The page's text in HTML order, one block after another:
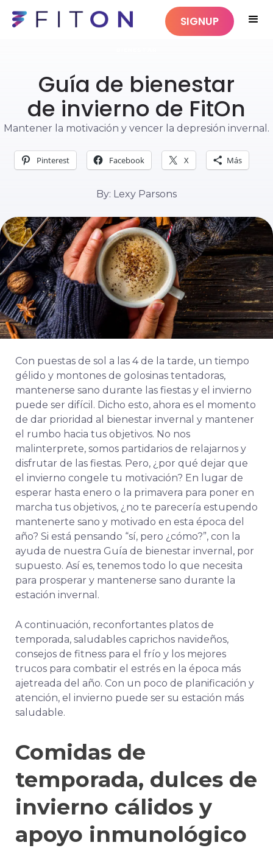
SIGNUP
Guía de bienestar
de invierno de FitOn
Mantener la motivación y vencer la depresión invernal.
Pinterest Facebook X Más
By: Lexy Parsons
Con puestas de sol a las 4 de la tarde, un tiempo
gélido y montones de golosinas tentadoras,
mantenerse sano durante las fiestas y el invierno
puede ser difícil. Dicho esto, ahora es el momento
de dar prioridad al bienestar invernal y mantener
el rumbo hacia tus objetivos. No nos
malinterprete, somos partidarios de relajarnos y
disfrutar de las fiestas. Pero, ¿por qué dejar que
el invierno congele tu motivación? En lugar de
esperar hasta enero o la primavera para poner en
marcha tus objetivos, ¿no te parecería estupendo
mantenerte sano y motivado en esta época del
año? Si está pensando “sí, pero ¿cómo?”, con la
ayuda de nuestra Guía de bienestar invernal, por
supuesto. Así es, tenemos todo lo que necesita
para prosperar y mantenerse sano durante la
estación invernal.
A continuación, reconfortantes platos de
temporada, saludables caprichos navideños,
consejos de fitness para el frío y los mejores
trucos para combatir el estrés en la época más
ajetreada del año. Con un poco de planificación y
atención, el invierno puede ser su estación más
saludable.
Comidas de
temporada, dulces de
invierno cálidos y
apoyo inmunológico